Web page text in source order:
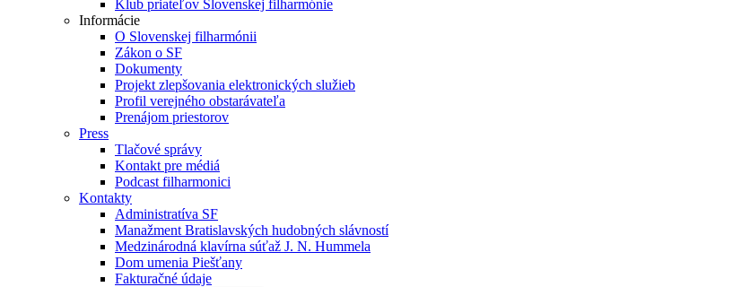
Klub priateľov Slovenskej filharmónie
Informácie
O Slovenskej filharmónii
Zákon o SF
Dokumenty
Projekt zlepšovania elektronických služieb
Profil verejného obstarávateľa
Prenájom priestorov
Press
Tlačové správy
Kontakt pre médiá
Podcast filharmonici
Kontakty
Administratíva SF
Manažment Bratislavských hudobných slávností
Medzinárodná klavírna súťaž J. N. Hummela
Dom umenia Piešťany
Fakturačné údaje